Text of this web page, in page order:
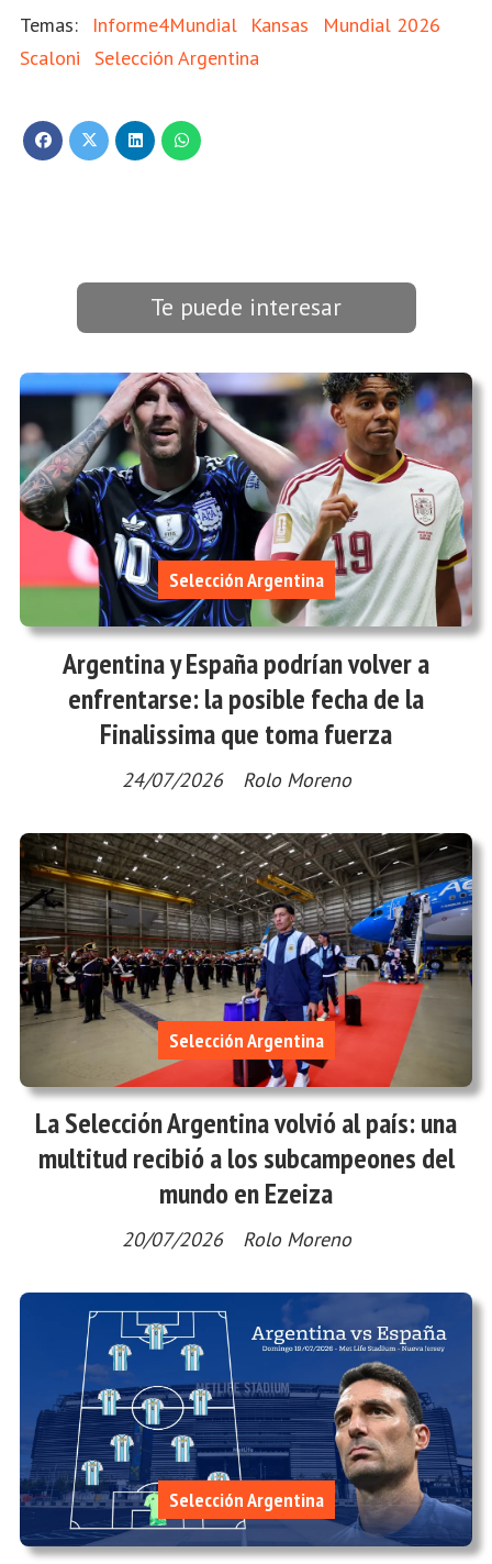
Informe4Mundial Kansas
Mundial 2026
Scaloni
Selección Argentina
Te puede interesar
Argentina y España podrían volver a
enfrentarse: la posible fecha de la
Finalissima que toma fuerza
Rolo Moreno
Selección Argentina
24/07/2026
La Selección Argentina volvió al país: una
multitud recibió a los subcampeones del
mundo en Ezeiza
Rolo Moreno
Selección Argentina
20/07/2026
Selección Argentina